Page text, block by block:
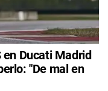
en Ducati Madrid
"De mal en